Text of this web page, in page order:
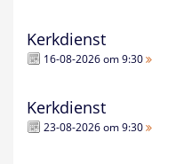
Kerkdienst
16-08-2026 om 9:30
Kerkdienst
23-08-2026 om 9:30